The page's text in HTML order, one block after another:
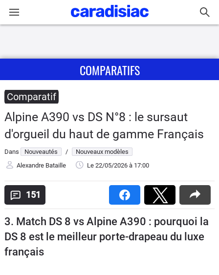
Actu
Essais
d'achat
Electriques
Utilitaires
Flottes
Auto
COMPARATIFS
Comparatif
Alpine A390 vs DS N°8 : le sursaut
d'orgueil du haut de gamme Français
Dans Nouveautés /
Nouveaux modèles
Alexandre Bataille
Le 22/05/2026 à 17:00
151
3. Match DS 8 vs Alpine A390 : pourquoi la
DS 8 est le meilleur porte-drapeau du luxe
français